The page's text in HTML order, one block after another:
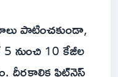
పాటించకుండా,
నుంచి 10 కేజీల
దీర్ఘకాలిక ఫిట్‌నెస్